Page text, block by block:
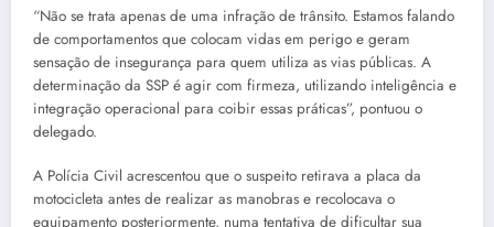
“Não se trata apenas de uma infração de trânsito. Estamos falando
de comportamentos que colocam vidas em perigo e geram
sensação de insegurança para quem utiliza as vias públicas. A
determinação da SSP é agir com firmeza, utilizando inteligência e
integração operacional para coibir essas práticas”, pontuou o
delegado.
A Polícia Civil acrescentou que o suspeito retirava a placa da
motocicleta antes de realizar as manobras e recolocava o
equipamento posteriormente, numa tentativa de dificultar sua